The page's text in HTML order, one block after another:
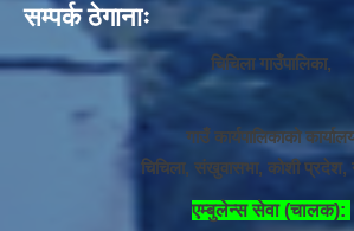
सम्पर्क ठेगानाः
चिचिला गाउँपालिका,
गाउँ कार्यपालिकाको
चिचिला, संखुवासभा, कोशी प्रदेश,
एम्बुलेन्स सेवा (चालक):